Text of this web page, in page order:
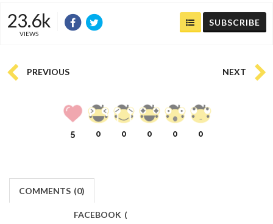
23.6k
VIEWS
SUBSCRIBE
PREVIOUS NEXT
5 0 0 0 0 0
COMMENTS (0)
FACEBOOK (